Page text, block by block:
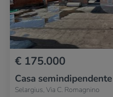
€ 175.000
Casa
Selargius, Via C. Romagnino